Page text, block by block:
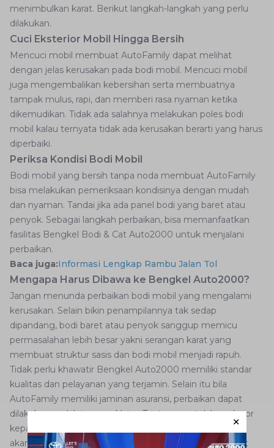
menimbulkan karat. Berikut langkah-langkah yang perlu
dilakukan.
Cuci Eksterior Mobil Hingga Bersih
Mencuci mobil membuat AutoFamily dapat melihat
dengan jelas kerusakan pada bodi mobil. Mencuci mobil
juga mengembalikan kebersihan serta membuatnya
tampak mulus, rapi, dan memberi rasa nyaman ketika
dikemudikan. Tidak ada salahnya melakukan poles bodi
mobil kalau ternyata tidak ada kerusakan berarti yang harus
diperbaiki.
Periksa Kondisi Bodi Mobil
Bodi mobil yang bersih tanpa noda membuat AutoFamily
bisa melakukan pemeriksaan kondisinya dengan mudah
dan nyaman. Tandai jika ada panel bodi yang baret atau
penyok. Sebagai langkah perbaikan, bisa memanfaatkan
fasilitas Bengkel Bodi & Cat Auto2000 untuk menjalani
perbaikan.
Baca juga:Informasi Lengkap Rambu Jalan Tol
Mengapa Harus Dibawa ke Bengkel Auto2000?
Jangan menunda perbaikan bodi mobil yang mengalami
kerusakan. Selain bikin penampilannya tak sedap
dipandang, bodi baret atau penyok sanggup memicu
permasalahan lebih besar yakni serangan karat yang
membuat struktur sasis dan bodi mobil menjadi rapuh.
Tidak perlu khawatir Bengkel Auto2000 memiliki standar
kualitas dan pelayanan yang terjamin. Selain itu bila
AutoFamily memiliki jaminan asuransi, perbaikan dapat
dilakukan melalui proses klaim. Tentunya setelah melapor
kepada perusahaan asuransi terkait, petugas Auto2000
akan membantu memproses perbaikannya sesuai Surat